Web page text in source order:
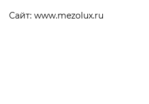
Сайт: www.mezolux.ru